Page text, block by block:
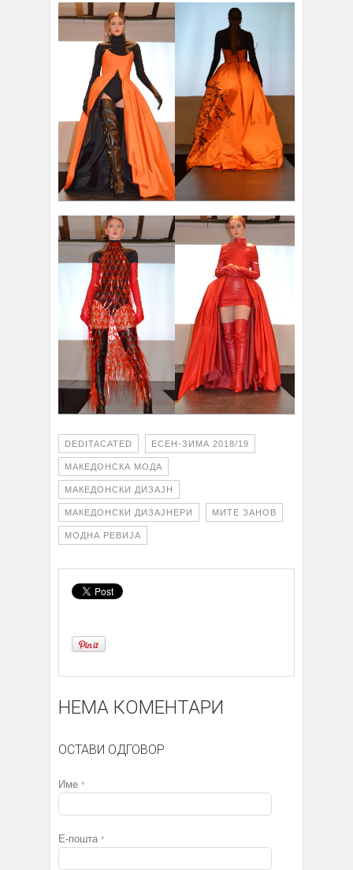
DEDITACATED ЕСЕН-ЗИМА 2018/19
МАКЕДОНСКА МОДА
МАКЕДОНСКИ ДИЗАЈН
МАКЕДОНСКИ ДИЗАЈНЕРИ МИТЕ ЗАНОВ
МОДНА РЕВИЈА
НЕМА КОМЕНТАРИ
ОСТАВИ ОДГОВОР
Име *
Е-пошта *